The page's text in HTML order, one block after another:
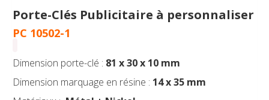
Porte-Clés Publicitaire à personnaliser
PC 10502-1
Dimension porte-clé : 81 x 30 x 10 mm
Dimension marquage en résine : 14 x 35 mm